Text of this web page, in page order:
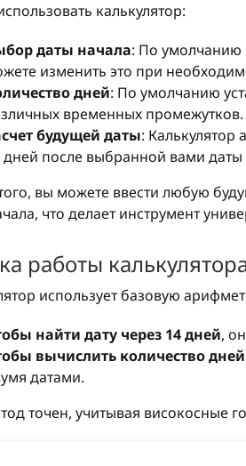
калькулятор:
даты начала: По умолчанию
изменить это при
дней: По умолчанию
временных промежутков.
будущей даты: Калькулятор
дней после выбранной вами даты
вы можете ввести любую
что делает инструмент
работы
использует базовую
найти дату через 14 дней,
вычислить количество
датами.
точен, учитывая високосные